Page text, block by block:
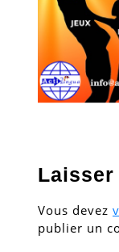
Laisser
Vous devez
publier un